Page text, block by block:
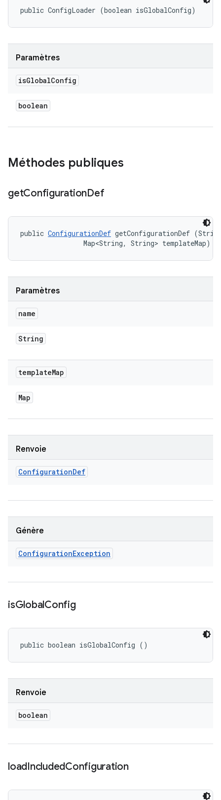
public ConfigLoader (boolean isGlobalConfig)
Paramètres
isGlobalConfig
boolean
Méthodes publiques
getConfigurationDef
public ConfigurationDef getConfigurationDef
                Map<String, String> templateMap)
Paramètres
name
String
templateMap
Map
Renvoie
ConfigurationDef
Génère
ConfigurationException
isGlobalConfig
public boolean isGlobalConfig ()
Renvoie
boolean
loadIncludedConfiguration